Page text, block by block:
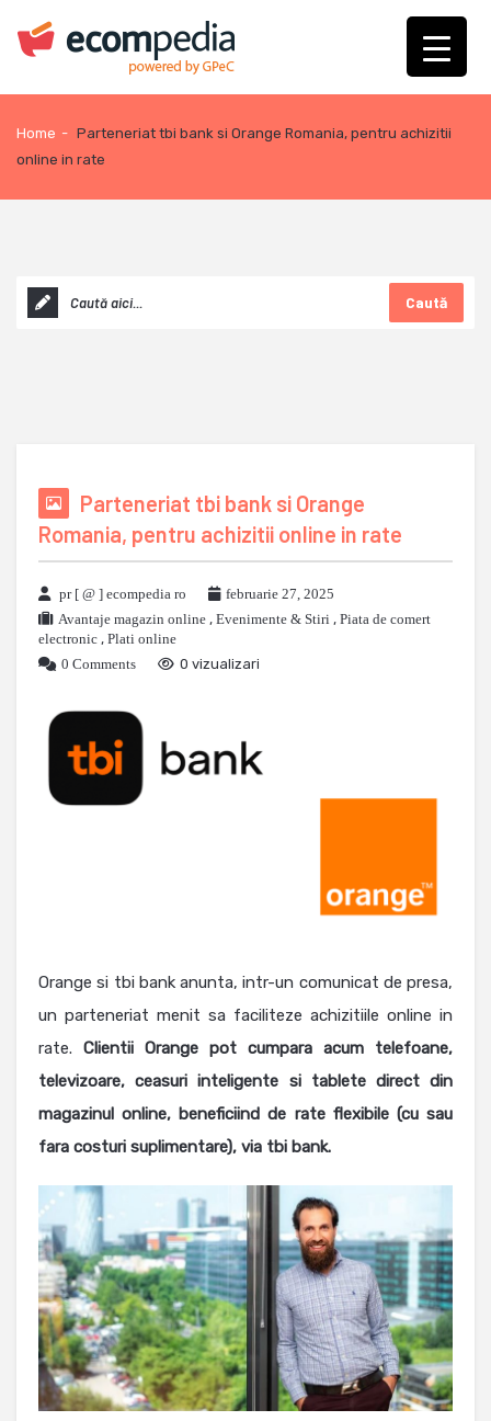
Home - Parteneriat tbi bank si Orange Romania, pentru achizitii
online in rate
Caută
Parteneriat tbi bank si Orange
Romania, pentru achizitii online in rate
pr [ @ ] ecompedia ro
februarie 27, 2025
Avantaje magazin online , Evenimente & Stiri , Piata de comert
electronic , Plati online
0 Comments
0 vizualizari
Orange si tbi bank anunta, intr-un comunicat de presa,
un parteneriat menit sa faciliteze achizitiile online in
rate. Clientii Orange pot cumpara acum telefoane,
televizoare, ceasuri inteligente si tablete direct din
magazinul online, beneficiind de rate flexibile (cu sau
fara costuri suplimentare), via tbi bank.